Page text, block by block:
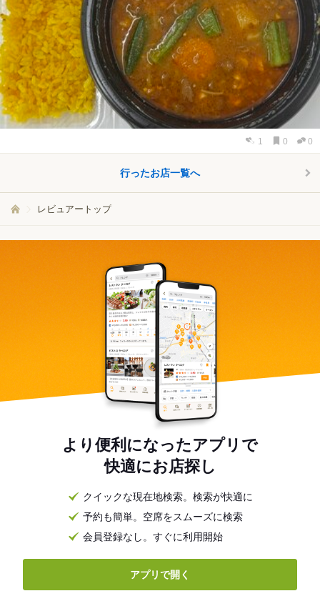
1 0 0
行ったお店一覧へ
レビュアートップ
より便利になったアプリで
快適にお店探し
クイックな現在地検索。検索が快適に
予約も簡単。空席をスムーズに検索
会員登録なし。すぐに利用開始
アプリで開く